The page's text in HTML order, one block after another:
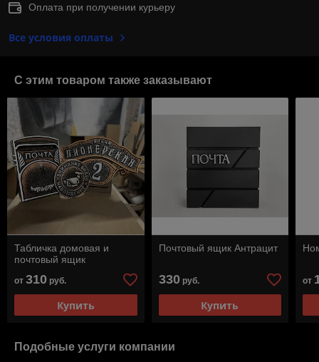
Оплата при получении курьеру
Все условия оплаты
С этим товаром также заказывают
Табличка домовая и
почтовый ящик
от 310 руб.
Купить
Почтовый ящик Антрацит
330руб.
Купить
от
Подобные услуги компании